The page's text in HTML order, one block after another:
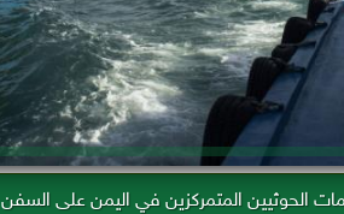
الحوثيين المتمركزين في اليمن على السفن